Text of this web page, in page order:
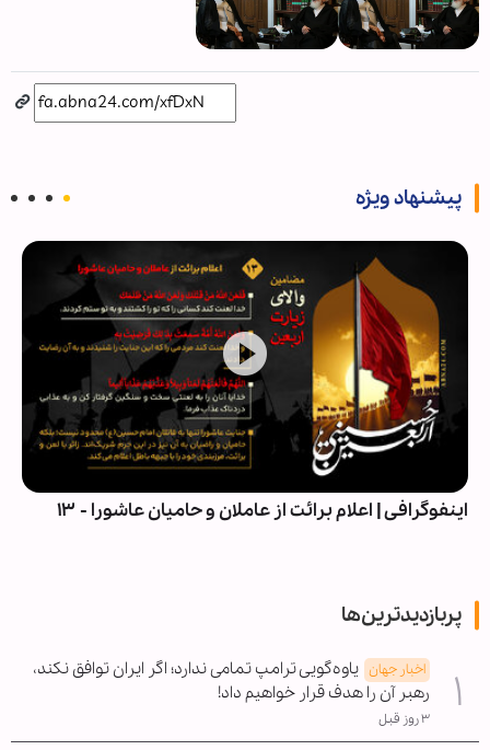
پیشنهاد ویژه
اینفوگرافی | اعلام برائت از عاملان و حامیان عاشورا - ۱۳
پربازدیدترین‌ها
اخبار جهان یاوه‌گویی ترامپ تمامی ندارد؛ اگر ایران توافق نکند،
رهبر آن را هدف قرار خواهیم داد!
۳ روز قبل